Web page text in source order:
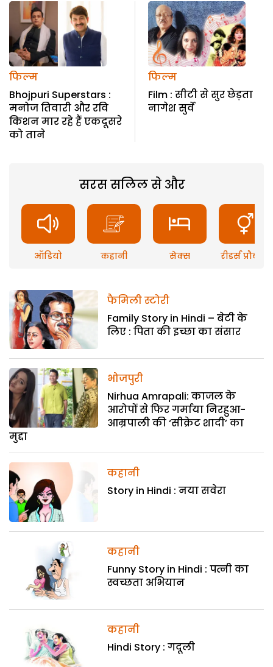
फिल्म
Bhojpuri Superstars :
मनोज तिवारी और रवि
किशन मार रहे हैं एकदूसरे
को ताने
फिल्म
Film : सीटी से सुर छेड़ता
नागेश सुर्वे
सरस सलिल से और
ऑडियो कहानी सेक्स रीडर्स प्रौब्लम
फैमिली स्टोरी
Family Story in Hindi – बेटी के
लिए : पिता की इच्छा का संसार
भोजपुरी
Nirhua Amrapali: काजल के
आरोपों से फिर गर्माया निरहुआ-
आम्रपाली की ‘सीक्रेट शादी’ का
मुद्दा
कहानी
Story in Hindi : नया सवेरा
कहानी
Funny Story in Hindi : पत्नी का
स्वच्छता अभियान
कहानी
Hindi Story : गदूली